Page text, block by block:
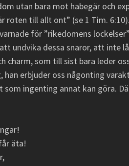
utan bara mot habegär och
roten till allt ont” (se 1 Tim.
för ”rikedomens
undvika dessa snaror, att inte
charm, som till sist bara leder
han erbjuder oss någonting
ingenting annat kan göra.
äta!